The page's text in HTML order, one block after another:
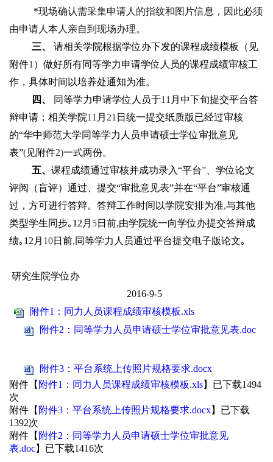
*现场确认需采集申请人的指纹和图片信息，因此必须
由申请人本人亲自到现场办理。
三、
请相关学院根据学位办下发的课程成绩模板（见
附件1 ）做好所有同等学力申请学位人员的课程成绩审核工
作，具体时间以培养处通知为准。
四、
同等学力申请学位人员于11 月中下旬提交平台答
辩申请；相关学院11 月 21 日统一提交纸质版已经过审核
的“华中师范大学同等学力人员申请硕士学位审批意见
表”(见附件2)一式两份。
五、 课程成绩通过审核并成功录入“平台” 、学位论文
评阅（盲评）通过、提交“审批意见表”并在“平台”审核通
过，方可进行答辩。答辩工作时间以学院安排为准,与其他
类型学生同步｡ 12 月 5日前,由学院统一向学位办提交答辩成
绩｡ 12 月 10日前,同等学力人员通过平台提交电子版论文｡
研究生院学位办
2016-9-5
附件1：同力人员课程成绩审核模板.xls
附件2：同等学力人员申请硕士学位审批意见表.doc
附件3：平台系统上传照片规格要求.docx
附件【 附件1：同力人员课程成绩审核模板.xls】已下载1494
次
附件【 附件3：平台系统上传照片规格要求.docx】已下载
1392次
附件【 附件2：同等学力人员申请硕士学位审批意见
表.doc】已下载1416次